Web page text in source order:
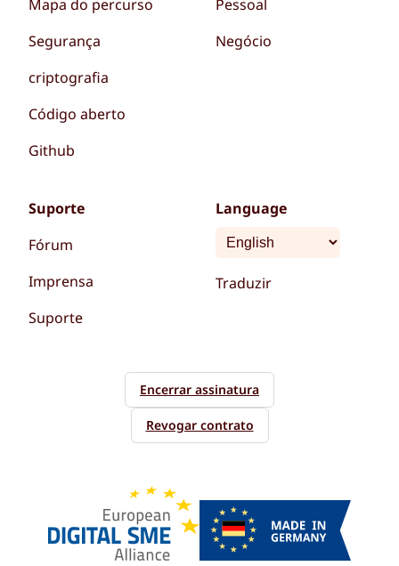
Mapa do percurso
Segurança
criptografia
Código aberto
Github
Pessoal
Negócio
Suporte
Fórum
Imprensa
Suporte
Language
Traduzir
Encerrar assinatura
Revogar contrato